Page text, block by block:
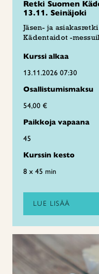
Retki Suomen
13.11. Seinäjoki
Jäsen- ja
Kädentaidot -
Kurssi alkaa
13.11.2026 07:30
Osallistumismaksu
54,00 €
Paikkoja vapaana
45
Kurssin kesto
8 x 45 min
LUE LISÄÄ